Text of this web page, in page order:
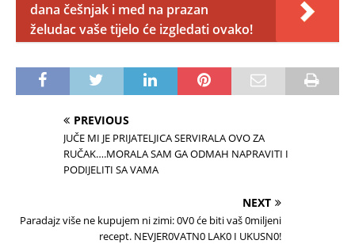
dana češnjak i med na prazan
želudac vaše tijelo će izgledati ovako!
PREVIOUS
JUČE MI JE PRIJATELJICA SERVIRALA OVO ZA
RUČAK….MORALA SAM GA ODMAH NAPRAVITI I
PODIJELITI SA VAMA
NEXT
Paradajz više ne kupujem ni zimi: 0V0 će biti vaš 0miljeni
recept. NEVJER0VATN0 LAK0 I UKUSN0!